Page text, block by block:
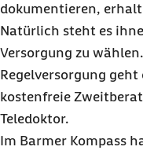
dokumentieren,
Natürlich steht es
Versorgung zu
Regelversorgung
kostenfreie
Teledoktor.
Im Barmer Kompass